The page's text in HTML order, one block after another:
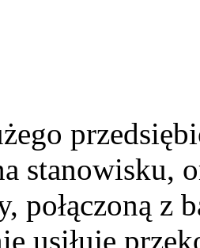
stanowisku,
połączoną z
usiłuje